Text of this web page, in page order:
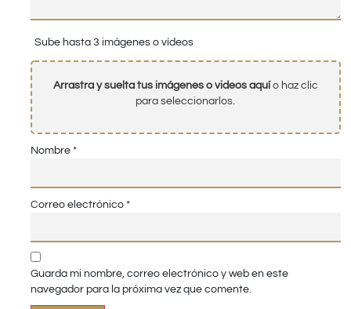
Sube hasta 3 imágenes o vídeos
Arrastra y suelta tus imágenes o videos aquío haz clic
para seleccionarlos.
Nombre *
Correo electrónico *
Guarda mi nombre, correo electrónico y web en este
navegador para la próxima vez que comente.